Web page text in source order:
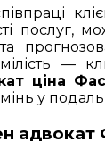
послуг,
—
ціна
у
адвокат